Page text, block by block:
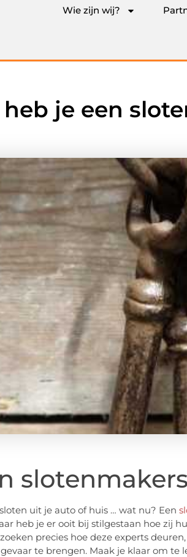
Wie zijn wij?
je een
uit je auto of huis … wat nu? Een
heb je er ooit bij stilgestaan hoe zij
precies hoe deze experts
te brengen. Maak je klaar om